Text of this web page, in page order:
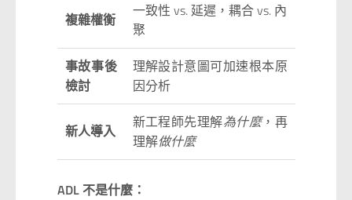
複雜權衡
一致性 vs. 延遲，耦合 vs. 內
聚
事故事後
檢討
理解設計意圖可加速根本原
因分析
新人導入 新工程師先理解為什麼，再
理解做什麼
ADL 不是什麼：